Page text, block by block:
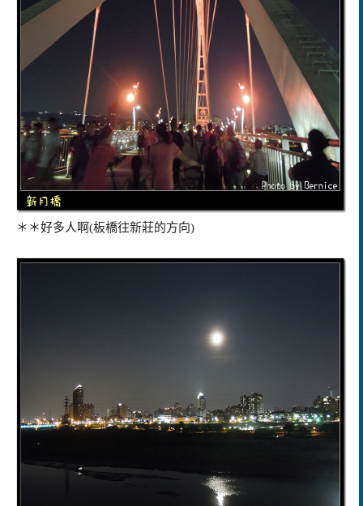
＊＊好多人啊(板橋往新莊的方向)